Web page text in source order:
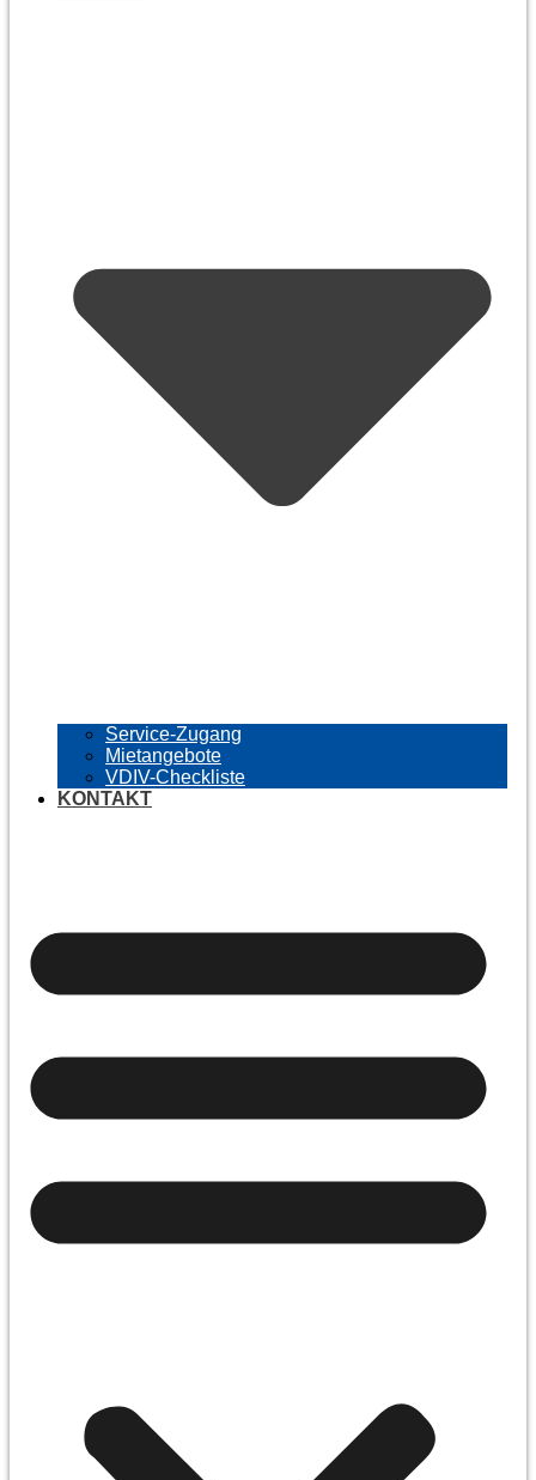
Service-Zugang
Mietangebote
VDIV-Checkliste
KONTAKT